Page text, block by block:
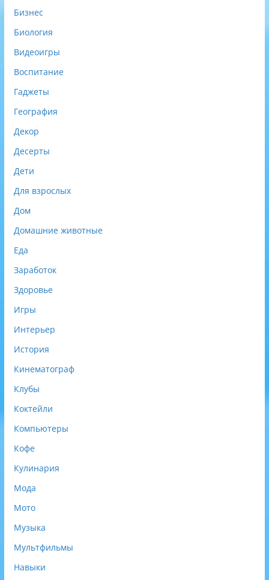
Бизнес
Биология
Видеоигры
Воспитание
Гаджеты
География
Декор
Десерты
Дети
Для взрослых
Дом
Домашние животные
Еда
Заработок
Здоровье
Игры
Интерьер
История
Кинематограф
Клубы
Коктейли
Компьютеры
Кофе
Кулинария
Мода
Мото
Музыка
Мультфильмы
Навыки